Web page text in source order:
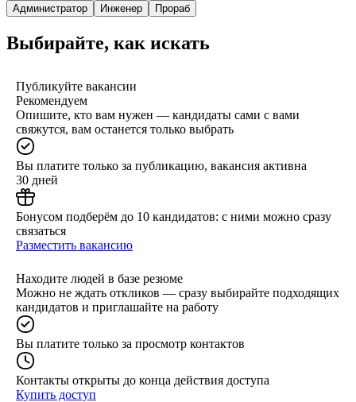
Администратор Инженер Прораб
Выбирайте, как искать
Публикуйте вакансии
Рекомендуем
Опишите, кто вам нужен — кандидаты сами с вами
свяжутся, вам останется только выбрать
Вы платите только за публикацию, вакансия активна
30 дней
Бонусом подберём до 10 кандидатов: с ними можно сразу
связаться
Разместить вакансию
Находите людей в базе резюме
Можно не ждать откликов — сразу выбирайте подходящих
кандидатов и приглашайте на работу
Вы платите только за просмотр контактов
Контакты открыты до конца действия доступа
Купить доступ